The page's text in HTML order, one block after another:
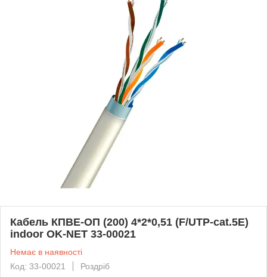
Кабель КПВЕ-ОП (200) 4*2*0,51 (F/UTP-cat.5Е)
indoor OK-NET 33-00021
Немає в наявності
Код: 33-00021
Роздріб